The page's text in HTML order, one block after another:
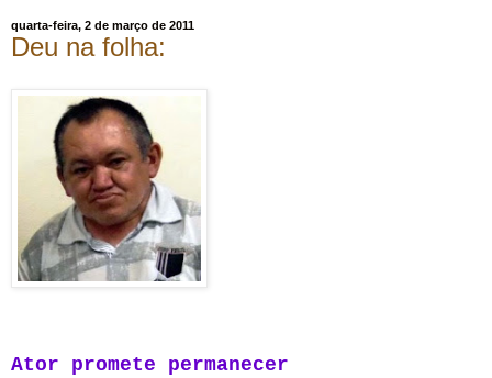
quarta-feira, 2 de março de 2011
Deu na folha:
Ator promete permanecer